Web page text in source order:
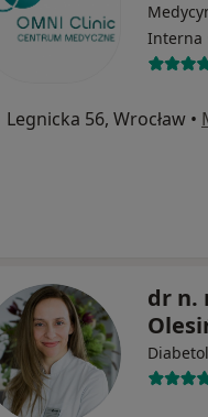
Interna
Legnicka 56, Wrocław •
dr n.